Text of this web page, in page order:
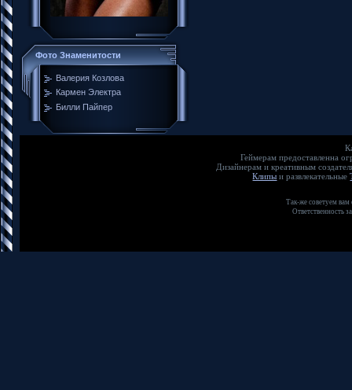
Фото Знаменитости
Валерия Козлова
Кармен Электра
Билли Пайпер
Геймерам предоставленна
Дизайнерам и креативным
Клипы и развлекательные
Так-же советуем
Ответственность